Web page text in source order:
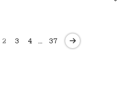
2 3 4 37